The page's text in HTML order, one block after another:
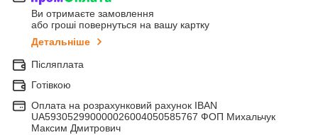
Ви отримаєте замовлення
або гроші повернуться на вашу картку
Детальніше
Післяплата
Готівкою
Оплата на розрахунковий рахунок IBAN
UA593052990000026004050585767 ФОП Михальчук
Максим Дмитрович